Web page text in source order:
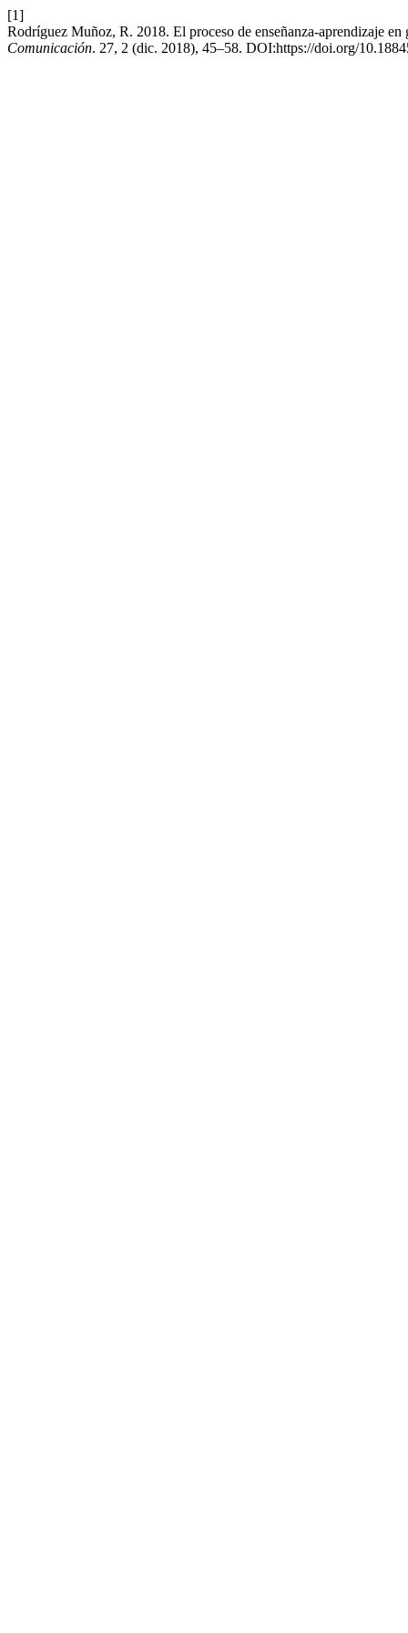
[1]
Rodríguez Muñoz, R. 2018. El proceso de enseñanza-aprendizaje
Comunicación. 27, 2 (dic. 2018), 45–58. DOI:https://doi.org/